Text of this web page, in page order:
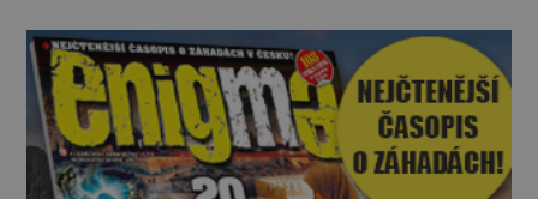
nebo Leonarda DiCapria. Na Blízkém východě a v
židovských komunitách po celém světě, je